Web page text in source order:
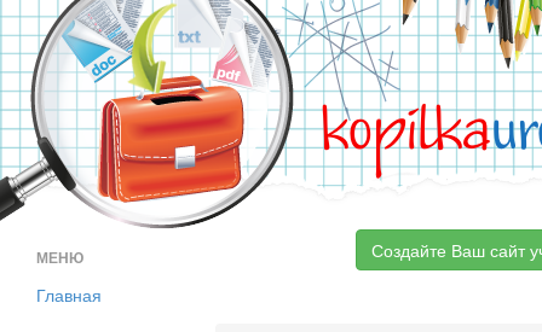
kopilka
МЕНЮ
Главная
Создайте Ваш сайт